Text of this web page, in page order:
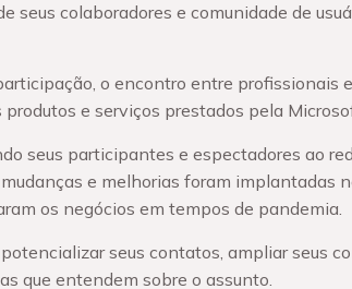
seus colaboradores e comunidade de
o encontro entre profissionais
e serviços prestados pela
seus participantes e espectadores ao
e melhorias foram implantadas
os negócios em tempos de pandemia.
seus contatos, ampliar seus
que entendem sobre o assunto.